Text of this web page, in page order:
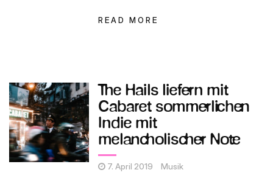
READ MORE
The Hails liefern mit
Cabaret sommerlichen
Indie mit
melancholischer Note
7. April 2019 Musik